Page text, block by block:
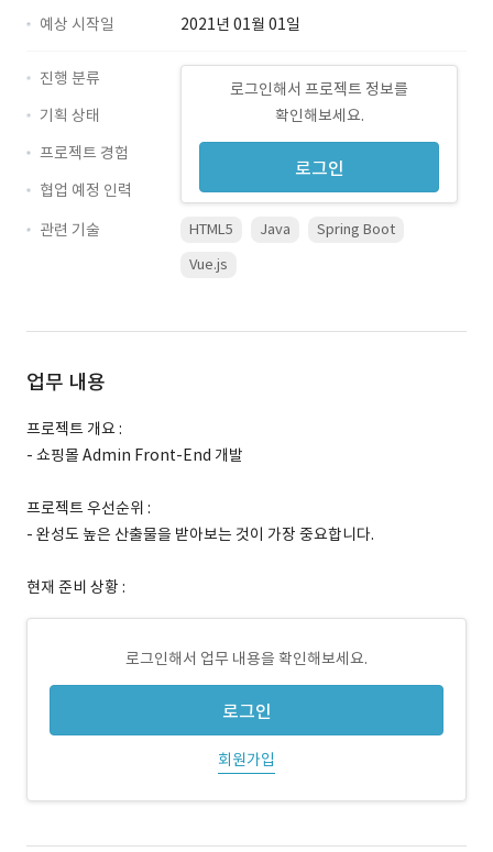
예상 시작일
2021년 01월 01일
로그인해서 프로젝트 정보를
확인해보세요.
로그인
진행 분류
기획 상태
프로젝트 경험
협업 예정 인력
관련 기술
HTML5 Java
Spring Boot
Vue.js
업무 내용
프로젝트 개요 :
- 쇼핑몰 Admin Front-End 개발
프로젝트 우선순위 :
- 완성도 높은 산출물을 받아보는 것이 가장 중요합니다.
현재 준비 상황 :
로그인해서 업무 내용을 확인해보세요.
로그인
회원가입